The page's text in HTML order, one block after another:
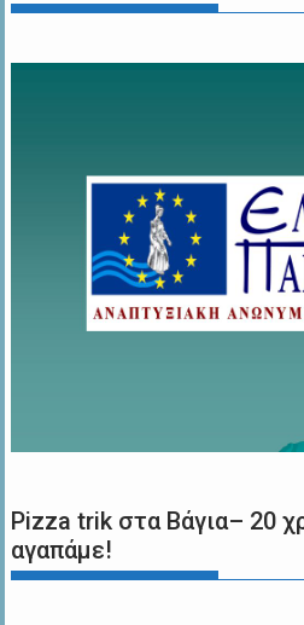
Pizza trik στα Βάγια– 20
αγαπάμε!